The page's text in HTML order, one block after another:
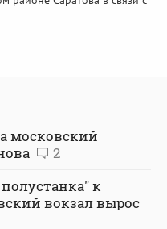
московский
2
к
вокзал вырос